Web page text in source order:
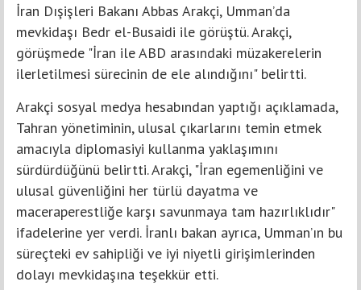
İran Dışişleri Bakanı Abbas Arakçi, Umman’da
mevkidaşı Bedr el-Busaidi ile görüştü. Arakçi,
görüşmede "İran ile ABD arasındaki müzakerelerin
ilerletilmesi sürecinin de ele alındığını" belirtti.
Arakçi sosyal medya hesabından yaptığı açıklamada,
Tahran yönetiminin, ulusal çıkarlarını temin etmek
amacıyla diplomasiyi kullanma yaklaşımını
sürdürdüğünü belirtti. Arakçi, "İran egemenliğini ve
ulusal güvenliğini her türlü dayatma ve
maceraperestliğe karşı savunmaya tam hazırlıklıdır"
ifadelerine yer verdi. İranlı bakan ayrıca, Umman’ın bu
süreçteki ev sahipliği ve iyi niyetli girişimlerinden
dolayı mevkidaşına teşekkür etti.